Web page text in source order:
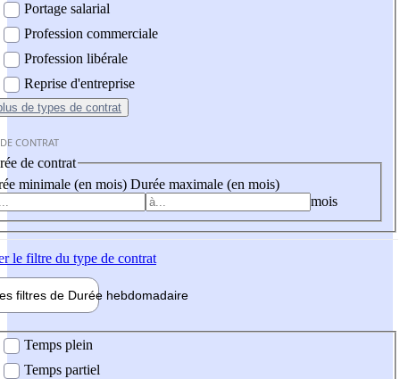
Portage salarial
Profession commerciale
Profession libérale
Reprise d'entreprise
de types de contrat
CONTRAT
de contrat
minimale (en mois) Durée maximale (en mois)
mois
le filtre du type de contrat
filtres de Durée hebdomadaire
Temps plein
Temps partiel